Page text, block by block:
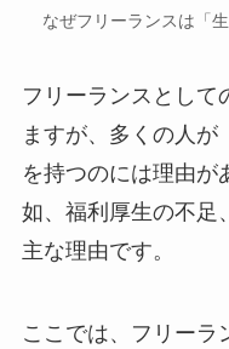
なぜフリーランスは「
フリーランスとして
ますが、多くの人が
を持つのには理由が
如、福利厚生の不足
主な理由です。
ここでは、フリーラ